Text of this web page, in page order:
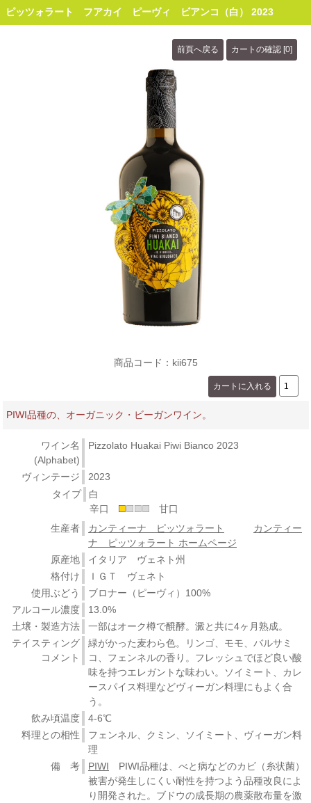
ピッツォラート フアカイ ピーヴィ ビアンコ（白） 2023
商品コード：kii675
PIWI品種の、オーガニック・ビーガンワイン。
ワイン名
(Alphabet)
Pizzolato Huakai Piwi Bianco 2023
ヴィンテージ
2023
タイプ
白
辛口
甘口
生産者
カンティーナ ピッツォラート
カンティー
ナ ピッツォラート ホームページ
原産地
イタリア ヴェネト州
格付け
ＩＧＴ ヴェネト
使用ぶどう
ブロナー（ピーヴィ）100%
アルコール濃度
13.0%
土壌・製造方法
一部はオーク樽で醗酵。澱と共に4ヶ月熟成。
テイスティング
コメント
緑がかった麦わら色。リンゴ、モモ、バルサミ
コ、フェンネルの香り。フレッシュでほど良い酸
味を持つエレガントな味わい。ソイミート、カレ
ースパイス料理などヴィーガン料理にもよく合
う。
飲み頃温度
4-6℃
料理との相性
フェンネル、クミン、ソイミート、ヴィーガン料
理
備 考
PIWI PIWI品種は、べと病などのカビ（糸状菌）
被害が発生しにくい耐性を持つよう品種改良によ
り開発された。ブドウの成長期の農薬散布量を激